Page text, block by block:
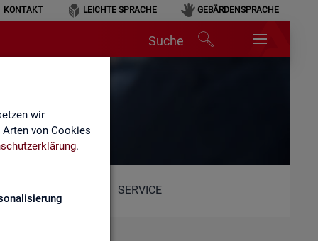
wir
von Cookies
.
KONTAKT LEICHTE SPRACHE GEBÄRDENSPRACHE
Suche
SERVICE